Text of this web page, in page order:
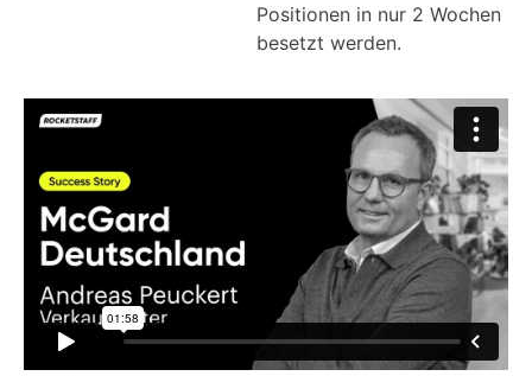
Positionen in nur 2 Wochen
besetzt werden.